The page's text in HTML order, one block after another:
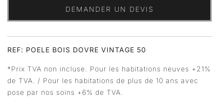
DEMANDER UN DEVIS
REF: POELE BOIS DOVRE VINTAGE 50
*Prix TVA non incluse. Pour les habitations neuves +21%
de TVA. / Pour les habitations de plus de 10 ans avec
pose par nos soins +6% de TVA.